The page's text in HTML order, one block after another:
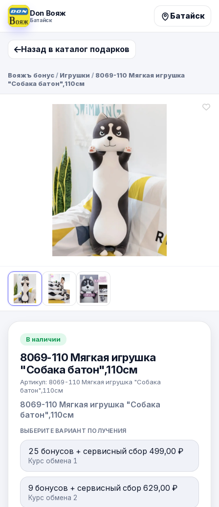
Don Вояж
Батайск Батайск
Назад в каталог подарков
Вояжъ бонус / Игрушки / 8069-110 Мягкая игрушка
"Собака батон",110см
В наличии
8069-110 Мягкая игрушка
"Собака батон",110см
Артикул: 8069-110 Мягкая игрушка "Собака
батон",110см
8069-110 Мягкая игрушка "Собака
батон",110см
ВЫБЕРИТЕ ВАРИАНТ ПОЛУЧЕНИЯ
25 бонусов + сервисный сбор 499,00 ₽
Курс обмена 1
9 бонусов + сервисный сбор 629,00 ₽
Курс обмена 2